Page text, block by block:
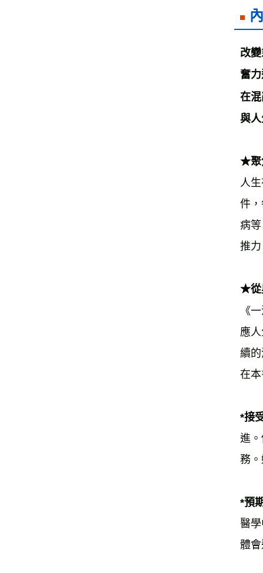
改
奮
在
與
★聚
人
件
病
推
★從
《
應
續
在
*接
進
務
*預
醫
體